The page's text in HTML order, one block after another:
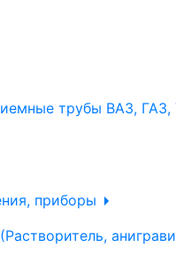
трубы ВАЗ, ГАЗ,
приборы